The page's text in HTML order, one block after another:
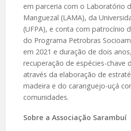
em parceria com o Laboratório
Manguezal (LAMA), da
(UFPA), e conta com patrocínio
do Programa Petrobras
em 2021 e duração de dois
recuperação de espécies-chave
através da elaboração de
madeira e do caranguejo-uçá
comunidades.
Sobre a Associação Sarambuí